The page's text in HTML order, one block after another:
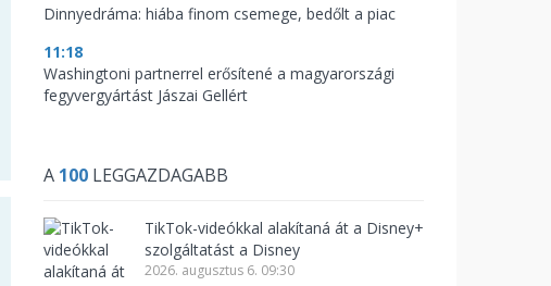
Dinnyedráma: hiába finom csemege, bedőlt a piac
11:18
Washingtoni partnerrel erősítené a magyarországi
fegyvergyártást Jászai Gellért
A 100 LEGGAZDAGABB
TikTok-videókkal alakítaná át a Disney+
szolgáltatást a Disney
2026. augusztus 6. 09:30